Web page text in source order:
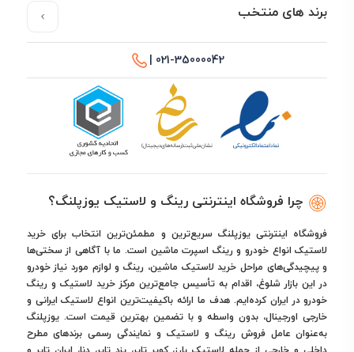
برند های منتخب
021-35000042 |
چرا فروشگاه اینترنتی رینگ و لاستیک یوزپلنگ؟
فروشگاه اینترنتی یوزپلنگ سریع‌ترین و مطمئن‌ترین انتخاب برای خرید
لاستیک انواع خودرو و رینگ اسپرت ماشین است. ما با آگاهی از سختی‌ها
و پیچیدگی‌های مراحل خرید لاستیک ماشین، رینگ و لوازم مورد نیاز خودرو
در این بازار شلوغ، اقدام به تأسیس جامع‌ترین مرکز خرید لاستیک و رینگ
خودرو در ایران کرده‌ایم. هدف ما ارائه باکیفیت‌ترین انواع لاستیک ایرانی و
خارجی اورجینال، بدون واسطه و با تضمین بهترین قیمت است. یوزپلنگ
به‌عنوان عامل فروش رینگ و لاستیک و نمایندگی رسمی برندهای مطرح